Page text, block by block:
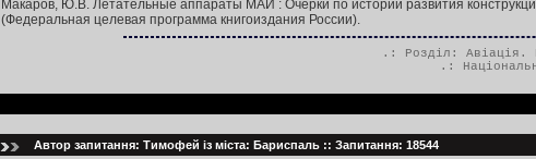
Макаров, Ю.В. Летательные аппараты МАИ : Очерки по истории развития
(Федеральная целевая программа книгоиздания России).
.: Розділ: Авіація.
.:
Автор запитання: Тимофей із міста: Бариспаль :: Запитання: 18544